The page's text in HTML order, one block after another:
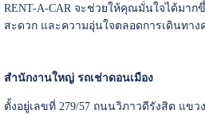
RENT-A-CAR จะช่วยให้คุณมั่นใจได้มาก
สะดวก และความอุ่นใจตลอดการเดินทาง
สำนักงานใหญ่ รถเช่าดอนเมือง
ตั้งอยู่เลขที่ 279/57 ถนนวิภาวดีรังสิต แข